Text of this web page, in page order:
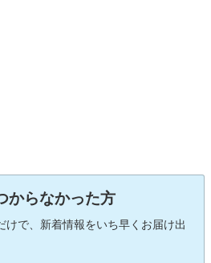
からなかった方
けで、新着情報をいち早くお届け出